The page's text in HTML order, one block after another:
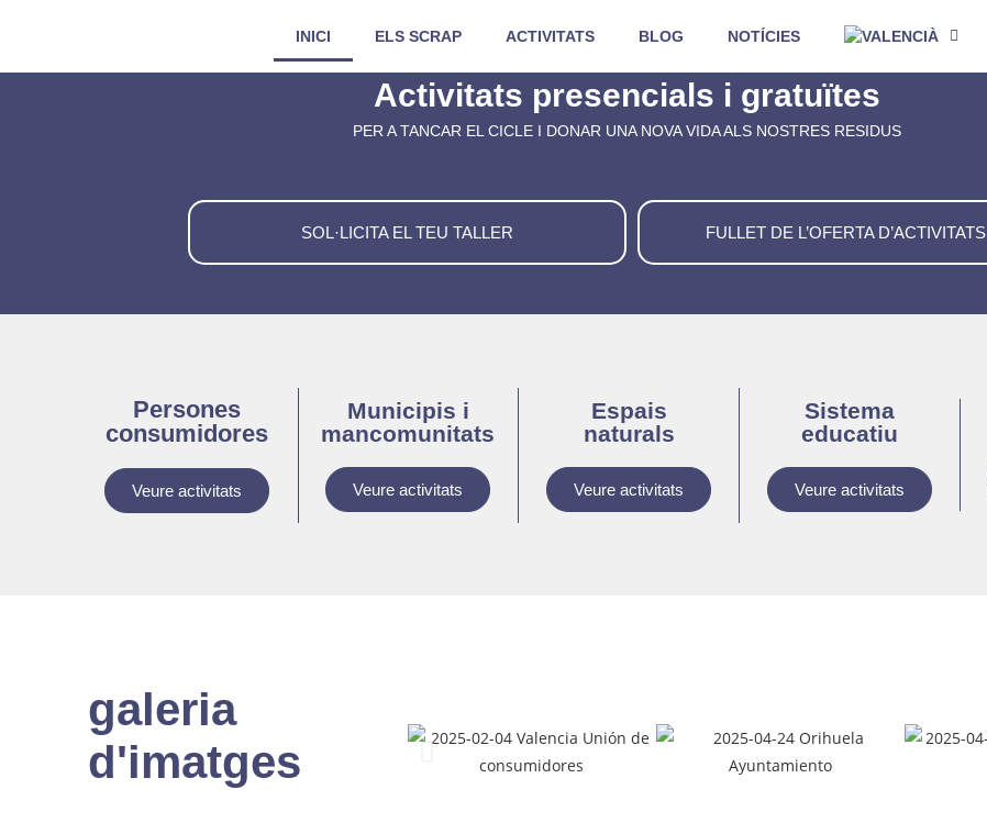
INICI ELS SCRAP ACTIVITATS BLOG NOTÍCIES
Activitats presencials i gratuïtes
PER A TANCAR EL CICLE I DONAR UNA NOVA VIDA ALS NOSTRES RESIDUS
SOL·LICITA EL TEU TALLER FULLET DE L’OFERTA D’ACTIVITATS
Persones
consumidores
Veure activitats
Municipis i
mancomunitats
Veure activitats
Espais
naturals
Veure activitats
Sistema
educatiu
Veure activitats
galeria
d'imatges